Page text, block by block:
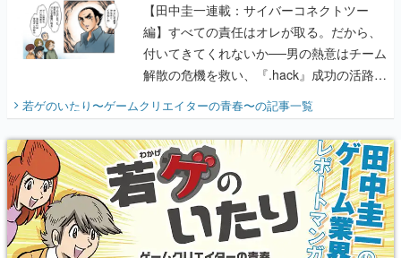
【田中圭一連載：サイバーコネクトツー
編】すべての責任はオレが取る。だから、
付いてきてくれないか──男の熱意はチーム
解散の危機を救い、『.hack』成功の活路を
開く。業界の快男児・松山 洋に流れる血は
『少年ジャンプ』色だった【若ゲのいた
り】
若ゲのいたり〜ゲームクリエイターの青春〜の記事一覧